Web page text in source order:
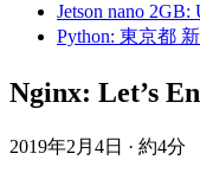
Jetson nano
Python: 東京都
Nginx: Let’s
2019年2月4日 · 約4分